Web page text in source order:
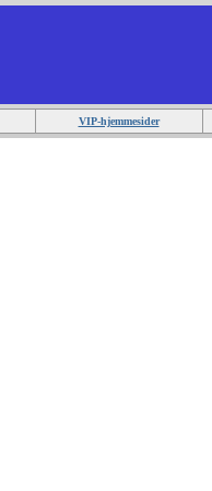
VIP-hjemmesider